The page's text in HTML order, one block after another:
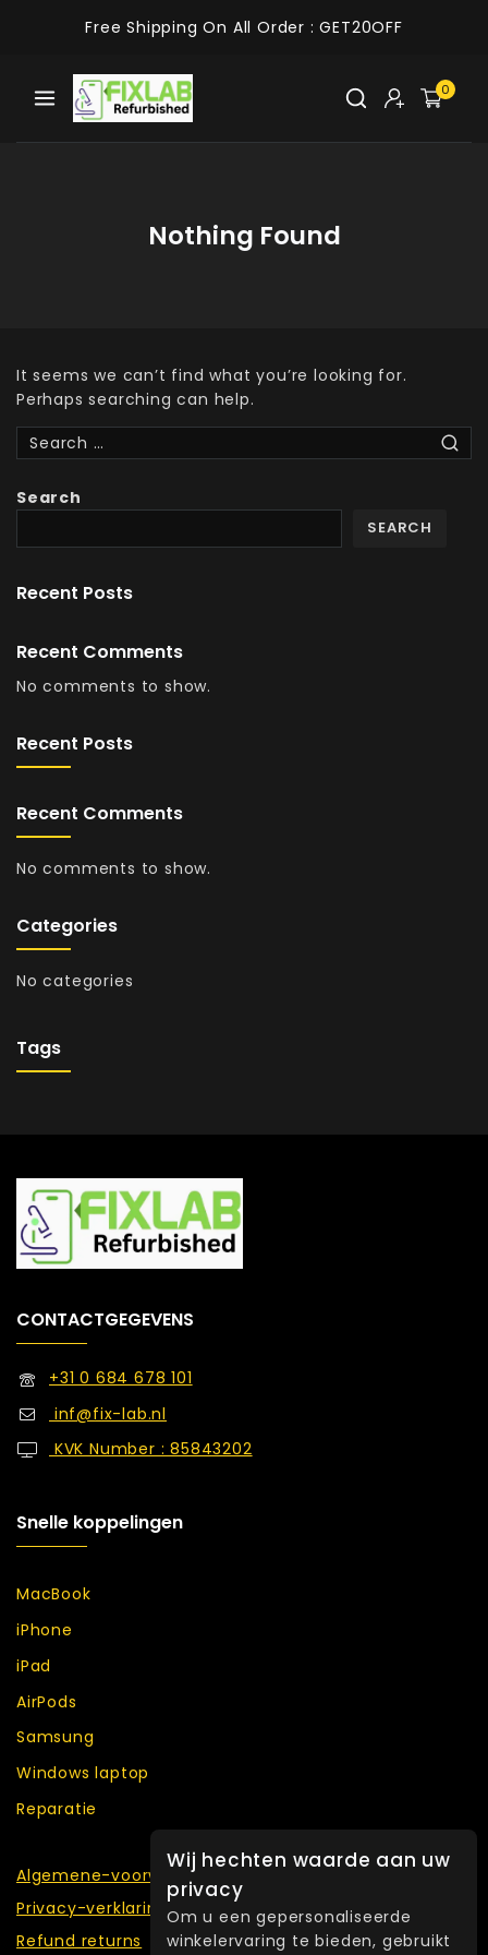
Free Shipping On All Order : GET20OFF
0
Nothing Found
It seems we can’t find what you’re looking for.
Perhaps searching can help.
Search
SEARCH
Recent Posts
Recent Comments
No comments to show.
Recent Posts
Recent Comments
No comments to show.
Categories
No categories
Tags
CONTACTGEGEVENS
+31 0 684 678 101
inf@fix-lab.nl
KVK Number : 85843202
Snelle koppelingen
MacBook
iPhone
iPad
AirPods
Samsung
Windows laptop
Reparatie
Algemene-voorwaarden
Privacy-verklaring
Refund returns
Wij hechten waarde aan uw
privacy
Om u een gepersonaliseerde
winkelervaring te bieden, gebruikt